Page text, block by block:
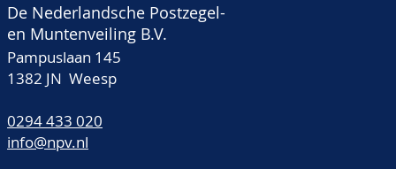
De Nederlandsche Postzegel-
en Muntenveiling B.V.
Pampuslaan 145
1382 JN Weesp
0294 433 020
info@npv.nl